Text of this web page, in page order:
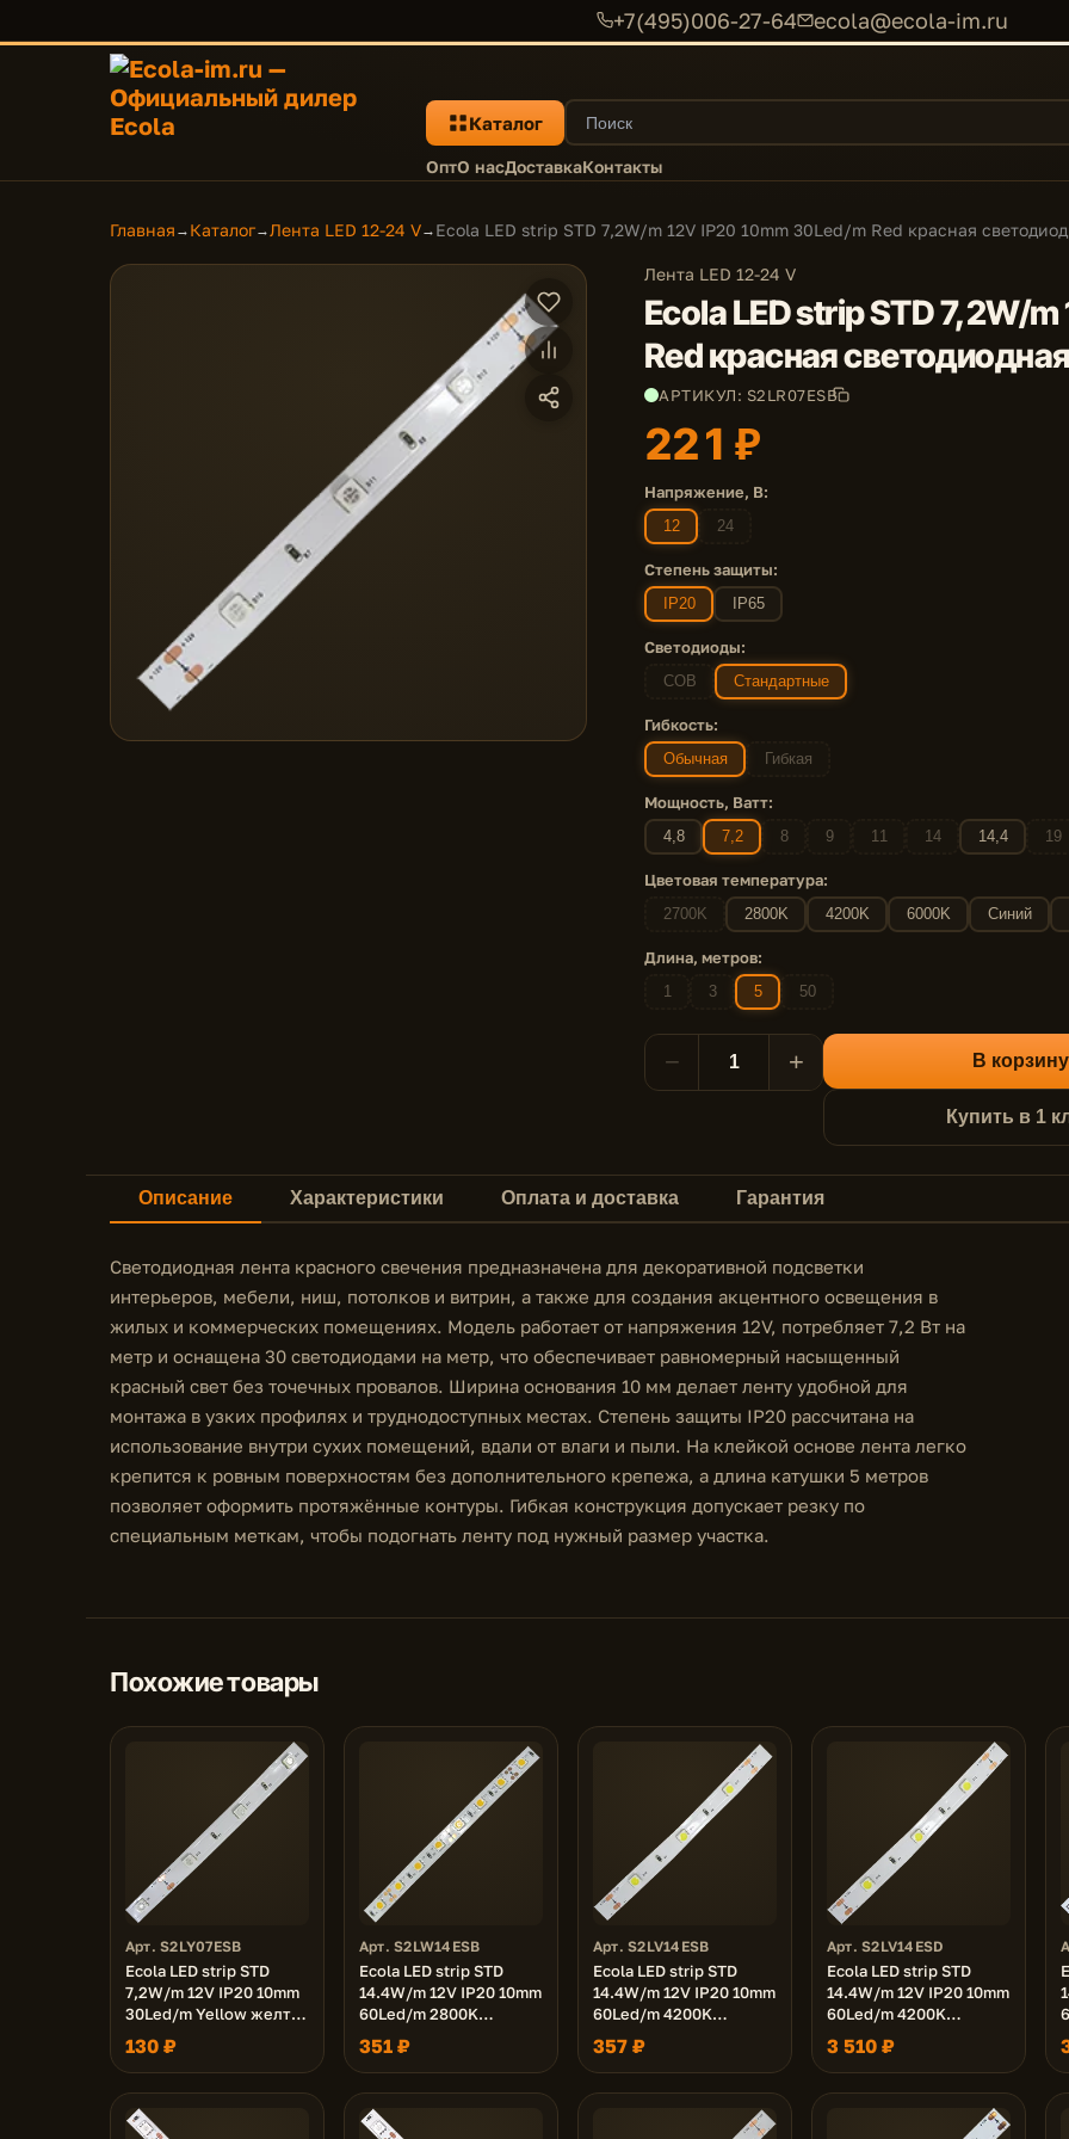
+7(495)006-27-64 ecola@ecola-im.ru
Каталог
ОптО насДоставкаКонтакты
Главная → Каталог→Лента LED 12-24 V→ Ecola LED strip STD 7,2W/m 12V IP20 10mm 30Led/m Red красная
Лента LED 12-24 V
Ecola LED strip STD 7,2W/
Red красная
АРТИКУЛ: S2LR07ESB
221 ₽
Напряжение, В:
12 24
Степень защиты:
IP20 IP65
Светодиоды:
COB Стандартные
Гибкость:
Обычная Гибкая
Мощность, Ватт:
4,8 7,2 8 9 11 14 14,4 19
Цветовая температура:
2700K 2800K 4200K 6000K Синий
Длина, метров:
1 3 5 50
− + В корзину
Купить в 1
Описание Характеристики Оплата и доставка Гарантия
Светодиодная лента красного свечения предназначена для декоративной подсветки
интерьеров, мебели, ниш, потолков и витрин, а также для создания акцентного освещения в
жилых и коммерческих помещениях. Модель работает от напряжения 12V, потребляет 7,2 Вт на
метр и оснащена 30 светодиодами на метр, что обеспечивает равномерный насыщенный
красный свет без точечных провалов. Ширина основания 10 мм делает ленту удобной для
монтажа в узких профилях и труднодоступных местах. Степень защиты IP20 рассчитана на
использование внутри сухих помещений, вдали от влаги и пыли. На клейкой основе лента легко
крепится к ровным поверхностям без дополнительного крепежа, а длина катушки 5 метров
позволяет оформить протяжённые контуры. Гибкая конструкция допускает резку по
специальным меткам, чтобы подогнать ленту под нужный размер участка.
Похожие товары
Арт. S2LY07ESB
Ecola LED strip STD
7,2W/m 12V IP20 10mm
30Led/m Yellow желтая
светодиодная лента на
катушке 5м.
130 ₽
Арт. S2LW14ESB
Ecola LED strip STD
14.4W/m 12V IP20 10mm
60Led/m 2800K
14Lm/LED 840Lm/m
светодиодная лента на
катушке 5м.
351 ₽
Арт. S2LV14ESB
Ecola LED strip STD
14.4W/m 12V IP20 10mm
60Led/m 4200K
14Lm/LED 840Lm/m
светодиодная лента на
катушке 5м.
357 ₽
Арт. S2LV14ESD
Ecola LED strip STD
14.4W/m 12V IP20 10mm
60Led/m 4200K
14Lm/LED 840Lm/m
светодиодная лента на
катушке 50м.
3 510 ₽